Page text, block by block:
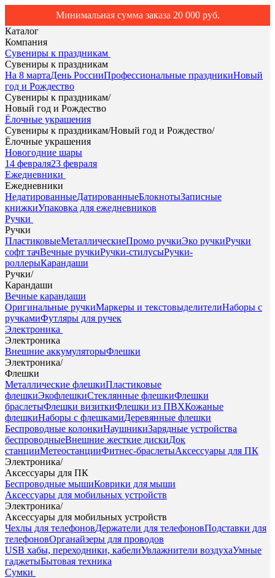
Минимальная сумма заказа 20 000 руб.
Каталог
Компания
Сувениры к праздникам
Сувениры к праздникам
На 8 мартаДень РоссииПрофессиональные праздникиНовый
год и Рождество
Сувениры к праздникам/
Новый год и Рождество
Ёлочные украшения
Сувениры к праздникам/Новый год и Рождество/
Ёлочные украшения
Новогодние шары
14 февраля23 февраля
Ежедневники
Ежедневники
НедатированныеДатированныеБлокнотыЗаписные
книжкиУпаковка для ежедневников
Ручки
Ручки
ПластиковыеМеталлическиеПромо ручкиЭко ручкиРучки
софт тачВечные ручкиРучки-стилусыРучки-
роллерыКарандаши
Ручки/
Карандаши
Вечные карандаши
Оригинальные ручкиМаркеры и текстовыделителиНаборы с
ручкамиФутляры для ручек
Электроника
Электроника
Внешние аккумуляторыФлешки
Электроника/
Флешки
Металлические флешкиПластиковые
флешкиЭкофлешкиСтеклянные флешкиФлешки
браслетыФлешки визиткиФлешки из ПВХКожаные
флешкиНаборы с флешкамиДеревянные флешки
Беспроводные колонкиНаушникиЗарядные устройства
беспроводныеВнешние жесткие дискиДок
станцииМетеостанцииФитнес-браслетыАксессуары для ПК
Электроника/
Аксессуары для ПК
Беспроводные мышиКоврики для мыши
Аксессуары для мобильных устройств
Электроника/
Аксессуары для мобильных устройств
Чехлы для телефоновДержатели для телефоновПодставки для
телефоновОрганайзеры для проводов
USB хабы, переходники, кабелиУвлажнители воздухаУмные
гаджетыБытовая техника
Сумки